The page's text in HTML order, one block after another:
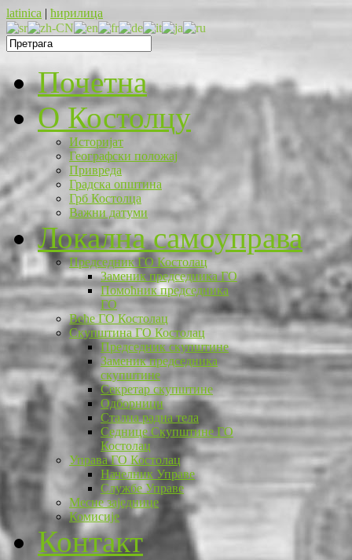
latinica | ћирилица
Почетна
O Костолцу
Историјат
Географски положај
Привреда
Градска општина
Грб Костолца
Важни датуми
Локална самоуправа
Председник ГО Костолац
Заменик председника ГО
Помоћник председника
ГО
Веће ГО Костолац
Скупштина ГО Костолац
Председник скупштине
Заменик председника
скупштине
Секретар скупштине
Одборници
Стална радна тела
Седнице Скупштине ГО
Костолац
Управа ГО Костолац
Начелник Управе
Службе Управе
Месне заједнице
Комисије
Контакт